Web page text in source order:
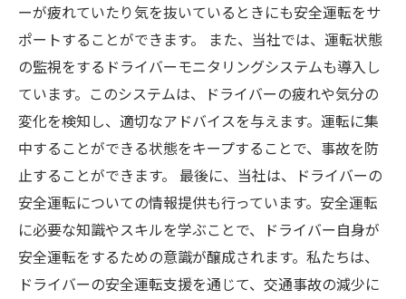
ーが疲れていたり気を抜いているときにも安全運転をサ
ポートすることができます。 また、当社では、運転状態
の監視をするドライバーモニタリングシステムも導入し
ています。このシステムは、ドライバーの疲れや気分の
変化を検知し、適切なアドバイスを与えます。運転に集
中することができる状態をキープすることで、事故を防
止することができます。 最後に、当社は、ドライバーの
安全運転についての情報提供も行っています。安全運転
に必要な知識やスキルを学ぶことで、ドライバー自身が
安全運転をするための意識が醸成されます。私たちは、
ドライバーの安全運転支援を通じて、交通事故の減少に